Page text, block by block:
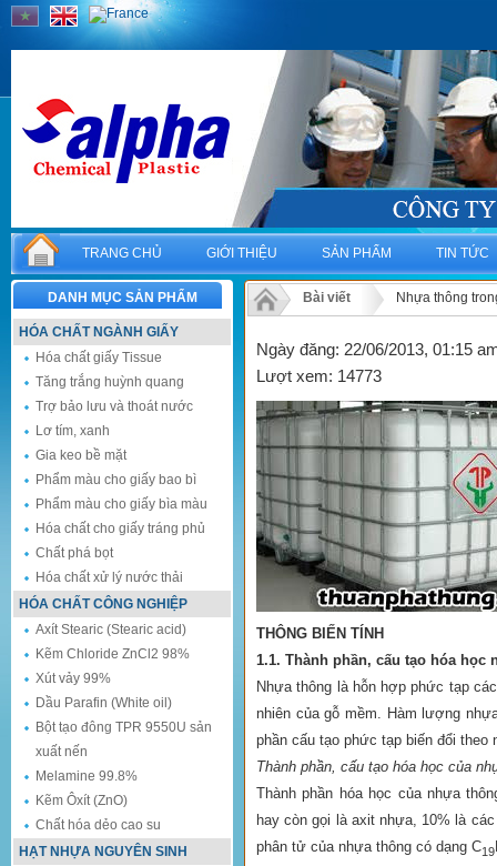
TRANG CHỦ GIỚI THIỆU SẢN PHẨM TIN TỨC
DANH MỤC SẢN PHẨM
HÓA CHẤT NGÀNH GIẤY
Hóa chất giấy Tissue
Tăng trắng huỳnh quang
Trợ bảo lưu và thoát nước
Lơ tím, xanh
Gia keo bề mặt
Phẩm màu cho giấy bao bì
Phẩm màu cho giấy bìa màu
Hóa chất cho giấy tráng phủ
Chất phá bọt
Hóa chất xử lý nước thải
HÓA CHẤT CÔNG NGHIỆP
Axít Stearic (Stearic acid)
Kẽm Chloride ZnCl2 98%
Xút vảy 99%
Dầu Parafin (White oil)
Bột tạo đông TPR 9550U sản
xuất nến
Melamine 99.8%
Kẽm Ôxít (ZnO)
Chất hóa dẻo cao su
HẠT NHỰA NGUYÊN SINH
Bài viết Nhựa thông
Ngày đăng: 22/06/2013, 01:15
Lượt xem: 14773
THÔNG BIẾN TÍNH
1.1. Thành phần, cấu tạo hóa học
Nhựa thông là hỗn hợp phức tạp
nhiên của gỗ mềm. Hàm lượng
phần cấu tạo phức tạp biến đổi theo
Thành phần, cấu tạo hóa học của
Thành phần hóa học của nhựa
hay còn gọi là axit nhựa, 10% là
phân tử của nhựa thông có dạng C19